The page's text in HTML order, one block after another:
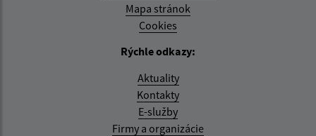
Mapa stránok
Cookies
Rýchle odkazy:
Aktuality
Kontakty
E-služby
Firmy a organizácie